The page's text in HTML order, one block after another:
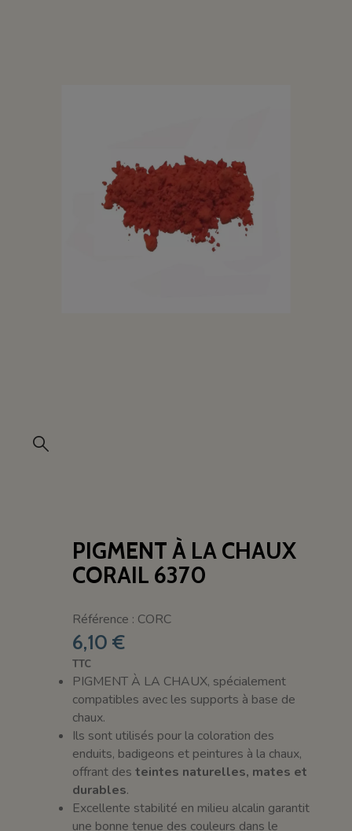
PIGMENT À LA CHAUX
CORAIL 6370
Référence : CORC
6,10 €
TTC
PIGMENT À LA CHAUX, spécialement
compatibles avec les supports à base de
chaux.
Ils sont utilisés pour la coloration des
enduits, badigeons et peintures à la chaux,
offrant desteintes naturelles, mates et
durables.
Excellente stabilité en milieu alcalin garantit
une bonne tenue des couleurs dans le